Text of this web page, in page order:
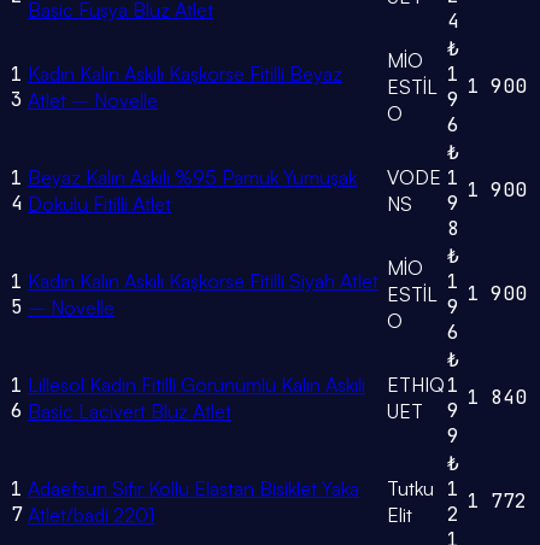
Basic Fuşya Bluz Atlet
4
1
3
Kadın Kalın Askılı Kaşkorse Fitilli Beyaz
Atlet – Novelle
MİO
ESTİL
O
₺
1
9
6
1 900
1
4
Beyaz Kalın Askılı %95 Pamuk Yumuşak
Dokulu Fitilli Atlet
VODE
NS
₺
1
9
8
1 900
1
5
Kadın Kalın Askılı Kaşkorse Fitilli Siyah Atlet
– Novelle
MİO
ESTİL
O
₺
1
9
6
1 900
1
6
Lıllesol Kadın Fitilli Görünümlü Kalın Askılı
Basic Lacivert Bluz Atlet
ETHIQ
UET
₺
1
9
9
1 840
1
7
Adaefsun Sıfır Kollu Elastan Bisiklet Yaka
Atlet/badi 2201
Tutku
Elit
₺
1
2
1 772